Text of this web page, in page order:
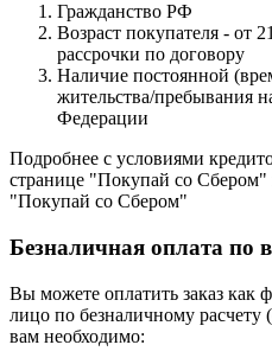
Гражданство РФ
Возраст покупателя - от
рассрочки по договору
Наличие постоянной
жительства/пребывания
Федерации
Подробнее с условиями
странице "Покупай со Сбером"
"Покупай со Сбером"
Безналичная оплата по
Вы можете оплатить заказ как
лицо по безналичному
вам необходимо: